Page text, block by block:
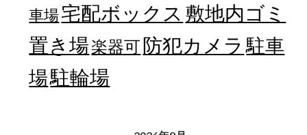
車場宅配ボックス 敷地内ゴミ
置き場楽器可防犯カメラ 駐車
場駐輪場